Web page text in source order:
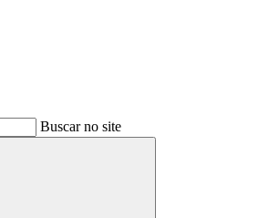
Buscar no site